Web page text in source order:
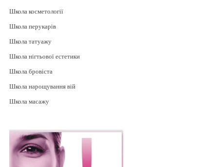
Школа косметології
Школа пeрукарів
Школа татуажу
Школа нігтьової естетики
Школа бровіста
Школа нарощування вій
Школа масажу